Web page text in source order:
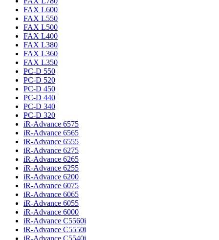
FAX L600
FAX L550
FAX L500
FAX L400
FAX L380
FAX L360
FAX L350
PC-D 550
PC-D 520
PC-D 450
PC-D 440
PC-D 340
PC-D 320
iR-Advance 6575
iR-Advance 6565
iR-Advance 6555
iR-Advance 6275
iR-Advance 6265
iR-Advance 6255
iR-Advance 6200
iR-Advance 6075
iR-Advance 6065
iR-Advance 6055
iR-Advance 6000
iR-Advance C5560i
iR-Advance C5550i
iR-Advance C5540i